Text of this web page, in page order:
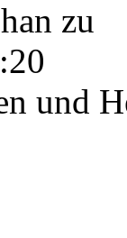
zu
und